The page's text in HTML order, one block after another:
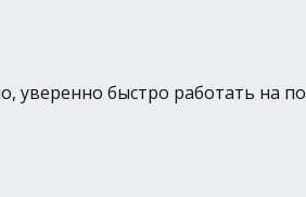
уверенно быстро работать на